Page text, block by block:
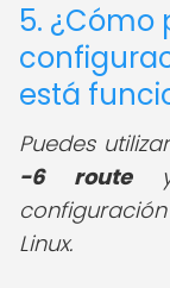
5. ¿Cómo
está
Puedes
-6 route
Linux.